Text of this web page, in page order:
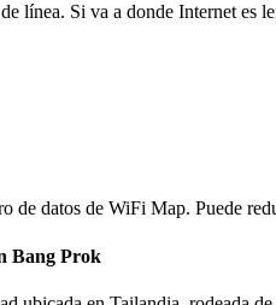
línea. Si va a donde Internet es
de datos de WiFi Map. Puede
Bang Prok